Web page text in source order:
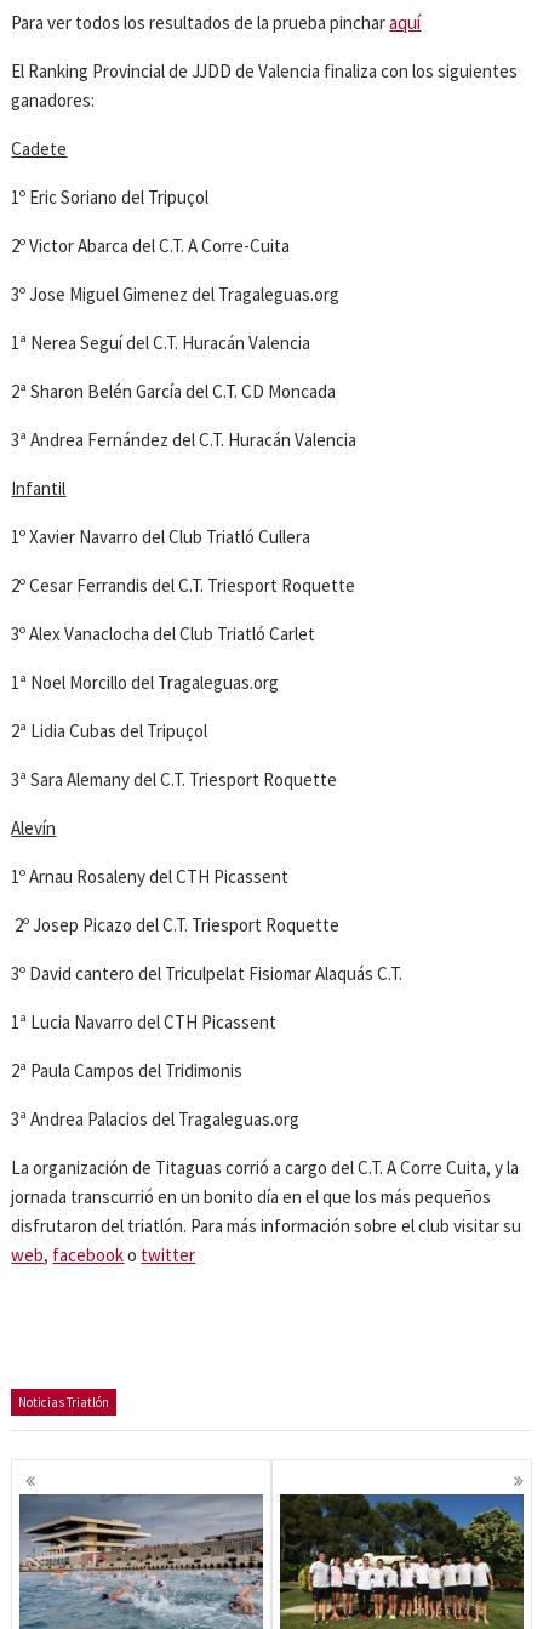
Para ver todos los resultados de la prueba pincharaquí
El Ranking Provincial de JJDD de Valencia finaliza con los siguientes
ganadores:
Cadete
1º Eric Soriano del Tripuçol
2º Victor Abarca del C.T. A Corre-Cuita
3º Jose Miguel Gimenez del Tragaleguas.org
1ª Nerea Seguí del C.T. Huracán Valencia
2ª Sharon Belén García del C.T. CD Moncada
3ª Andrea Fernández del C.T. Huracán Valencia
Infantil
1º Xavier Navarro del Club Triatló Cullera
2º Cesar Ferrandis del C.T. Triesport Roquette
3º Alex Vanaclocha del Club Triatló Carlet
1ª Noel Morcillo del Tragaleguas.org
2ª Lidia Cubas del Tripuçol
3ª Sara Alemany del C.T. Triesport Roquette
Alevín
1º Arnau Rosaleny del CTH Picassent
2º Josep Picazo del C.T. Triesport Roquette
3º David cantero del Triculpelat Fisiomar Alaquás C.T.
1ª Lucia Navarro del CTH Picassent
2ª Paula Campos del Tridimonis
3ª Andrea Palacios del Tragaleguas.org
La organización de Titaguas corrió a cargo del C.T. A Corre Cuita, y la
jornada transcurrió en un bonito día en el que los más pequeños
disfrutaron del triatlón. Para más información sobre el club visitar su
web, facebooko twitter
Noticias Triatlón
Navegación
de
entradas